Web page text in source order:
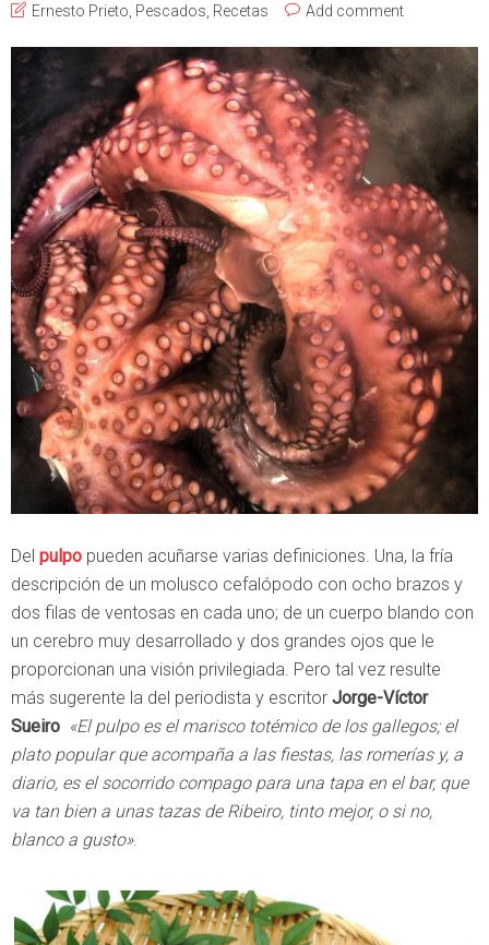
Ernesto Prieto Pescados Recetas Add comment
Del pulpo pueden acuñarse varias definiciones. Una, la fría
descripción de un molusco cefalópodo con ocho brazos y
dos filas de ventosas en cada uno; de un cuerpo blando con
un cerebro muy desarrollado y dos grandes ojos que le
proporcionan una visión privilegiada. Pero tal vez resulte
más sugerente la del periodista y escritor Jorge-Víctor
Sueiro «El pulpo es el marisco totémico de los gallegos; el
plato popular que acompaña a las fiestas, las romerías y, a
diario, es el socorrido compago para una tapa en el bar, que
va tan bien a unas tazas de Ribeiro, tinto mejor, o si no,
blanco a gusto».